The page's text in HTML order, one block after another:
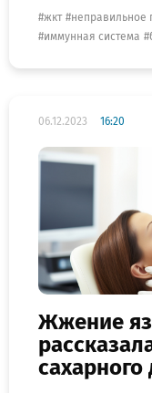
жкт неправильное
иммунная система
06.12.2023 16:20
Жжение
сахарного